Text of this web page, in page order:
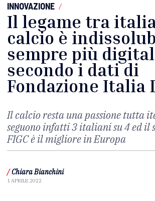
INNOVAZIONE /
Il legame tra
calcio è
sempre più
secondo i dati di
Fondazione Italia
Il calcio resta una passione tutta
seguono infatti 3 italiani su 4 ed il
FIGC è ilmigliore in Europa
/ Chiara Bianchini
1 APRILE 2022